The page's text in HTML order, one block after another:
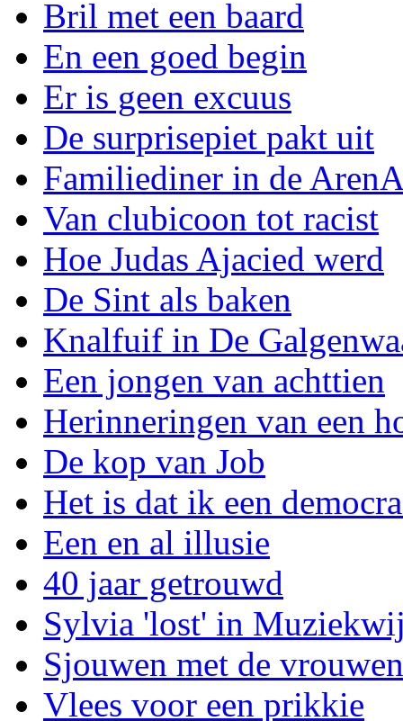
Bril met een baard
En een goed begin
Er is geen excuus
De surprisepiet pakt uit
Familiediner in de
Van clubicoon tot racist
Hoe Judas Ajacied werd
De Sint als baken
Knalfuif in De
Een jongen van achttien
Herinneringen van een
De kop van Job
Het is dat ik een
Een en al illusie
40 jaar getrouwd
Sylvia 'lost' in
Sjouwen met de vrouwen
Vlees voor een prikkie